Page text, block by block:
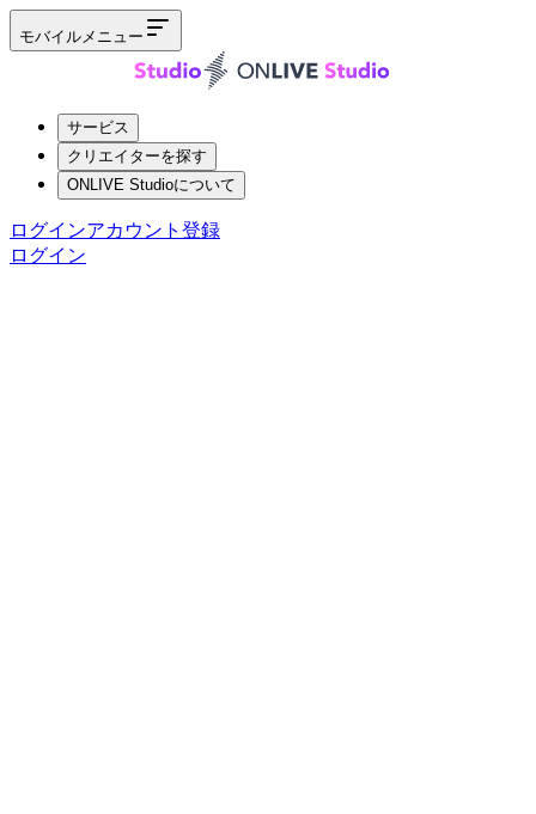
モバイルメニュー
サービス
クリエイターを探す
ONLIVE Studioについて
ログインアカウント登録
ログイン